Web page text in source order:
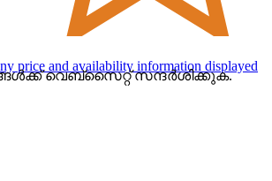
price and availability information displayed
വെബ്സൈറ്റ് സന്ദർശിക്കുക.